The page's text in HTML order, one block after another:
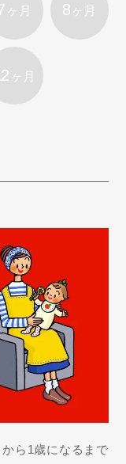
ヶ月 8 ヶ月
ヶ月
ら1歳になるまで